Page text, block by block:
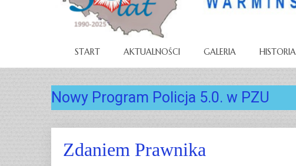
START AKTUALNOŚCI GALERIA HISTORIA
Nowy Program Policja 5.0. w PZU
Zdaniem Prawnika